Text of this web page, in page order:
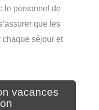
le personnel de
que les
chaque séjour et
vacances